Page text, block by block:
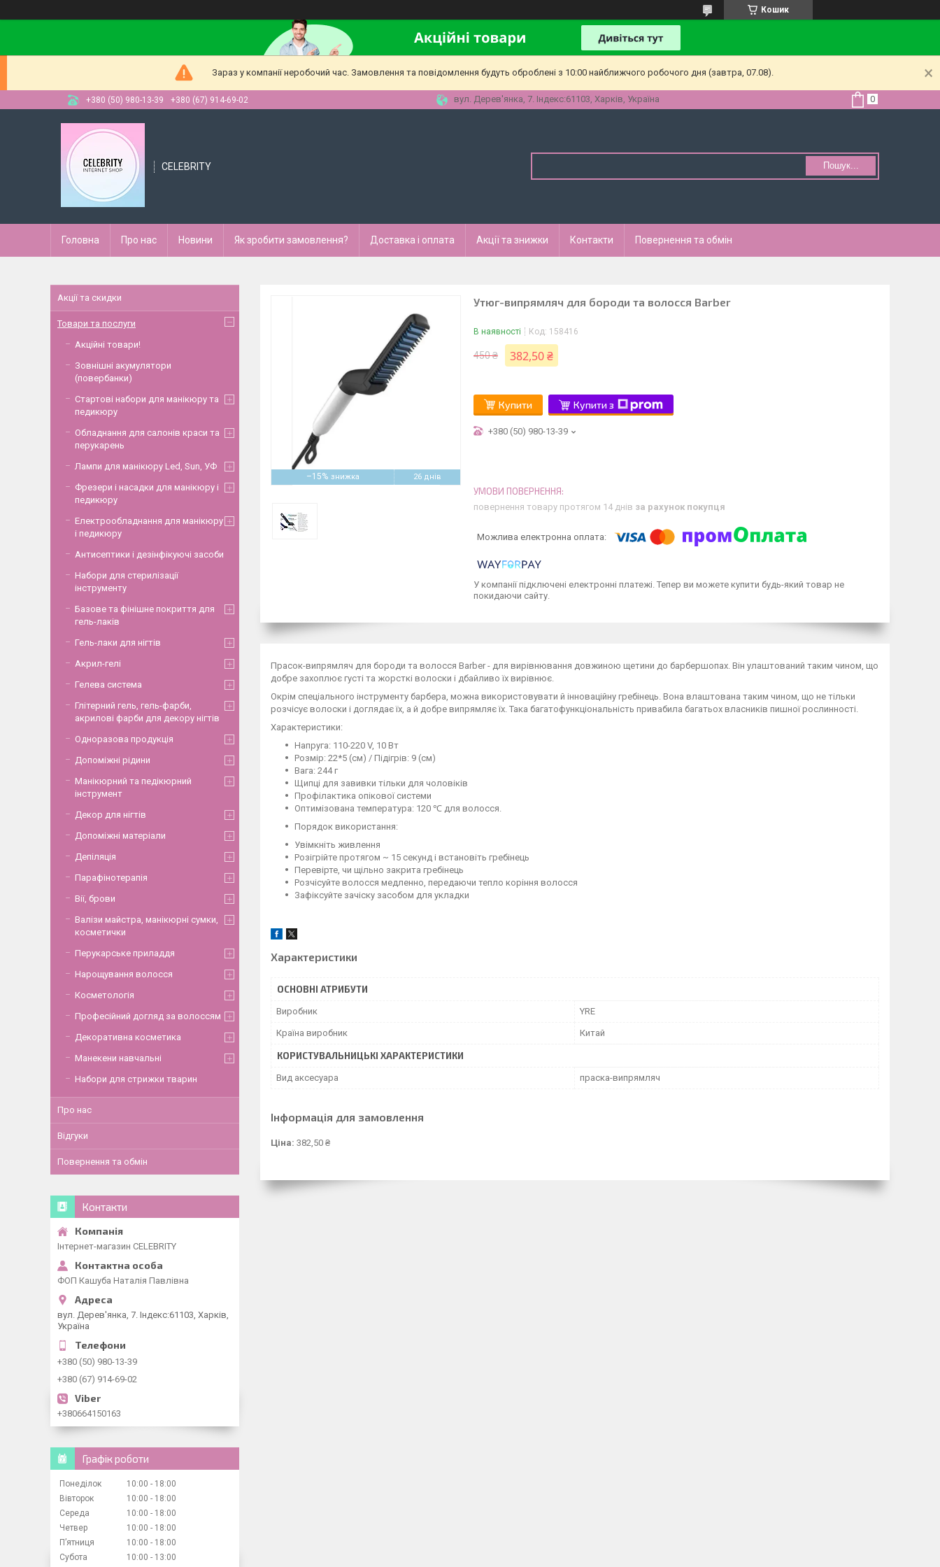
Кошик
Зараз у компанії неробочий час. Замовлення та повідомлення будуть оброблені з 10:00 найближчого робочого дня (завтра, 07.08).
+380 (50) 980-13-39 +380 (67) 914-69-02 вул. Дерев'янка, 7. Індекс:61103, Харків, Україна
CELEBRITY Пошук...
Головна Про нас Новини Як зробити замовлення? Доставка і оплата Акції та знижки Контакти Повернення та обмін
–15% 26 днів
Утюг-випрямляч для бороди та волосся Barber
В наявності Код: 158416
450 ₴ 382,50 ₴
Купити Купити з
+380 (50) 980-13-39
повернення товару протягом 14 днів за рахунок покупця
У компанії підключені електронні платежі. Тепер ви можете купити будь-який товар не
покидаючи сайту.
Прасок-випрямляч для бороди та волосся Barber - для вирівнювання довжиною щетини до барбершопах. Він улаштований таким чином, що
добре захоплює густі та жорсткі волоски і дбайливо їх вирівнює.
Окрім спеціального інструменту барбера, можна використовувати й інноваційну гребінець. Вона влаштована таким чином, що не тільки
розчісує волоски і доглядає їх, а й добре випрямляє їх. Така багатофункціональність привабила багатьох власників пишної рослинності.
Характеристики:
Напруга: 110-220 V, 10 Вт
Розмір: 22*5 (см) / Підігрів: 9 (см)
Вага: 244 г
Щипці для завивки тільки для чоловіків
Профілактика опікової системи
Оптимізована температура: 120 ℃ для волосся.
Порядок використання:
Увімкніть живлення
Розігрійте протягом ~ 15 секунд і встановіть гребінець
Перевірте, чи щільно закрита гребінець
Розчісуйте волосся медленно, передаючи тепло коріння волосся
Зафіксуйте зачіску засобом для укладки
Характеристики
ОСНОВНІ АТРИБУТИ
Виробник YRE
Країна виробник Китай
КОРИСТУВАЛЬНИЦЬКІ ХАРАКТЕРИСТИКИ
Вид аксесуара праска-випрямляч
Інформація для замовлення
Ціна: 382,50 ₴
Акції та скидки
Товари та послуги
Акційні товари!
Зовнішні акумулятори
(повербанки)
Стартові набори для манікюру та
педикюру
Обладнання для салонів краси та
перукарень
Лампи для манікюру Led, Sun, УФ
Фрезери і насадки для манікюру і
педикюру
Електрообладнання для манікюру
і педикюру
Антисептики і дезінфікуючі засоби
Набори для стерилізації
інструменту
Базове та фінішне покриття для
гель-лаків
Гель-лаки для нігтів
Акрил-гелі
Гелева система
Глітерний гель, гель-фарби,
акрилові фарби для декору нігтів
Одноразова продукція
Допоміжні рідини
Манікюрний та педікюрний
інструмент
Декор для нігтів
Допоміжні матеріали
Депіляція
Парафінотерапія
Вії, брови
Валізи майстра, манікюрні сумки,
косметички
Перукарське приладдя
Нарощування волосся
Косметологія
Професійний догляд за волоссям
Декоративна косметика
Манекени навчальні
Набори для стрижки тварин
Про нас
Відгуки
Повернення та обмін
Контакти
Інтернет-магазин CELEBRITY
ФОП Кашуба Наталія Павлівна
вул. Дерев'янка, 7. Індекс:61103, Харків,
Україна
+380 (50) 980-13-39
+380 (67) 914-69-02
+380664150163
Графік роботи
Понеділок 10:00
18:00
Вівторок
10:00
18:00
Середа
10:00
18:00
Четвер
10:00
18:00
Пʼятниця
10:00
18:00
Субота
10:00 13:00